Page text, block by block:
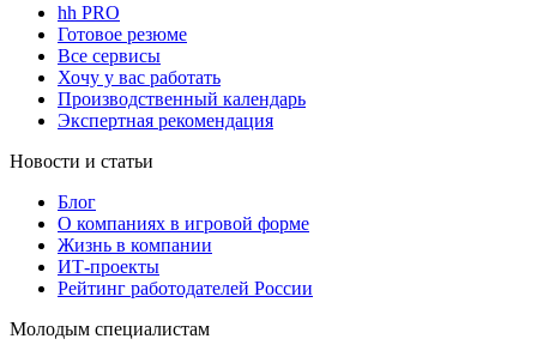
hh PRO
Готовое резюме
Все сервисы
Хочу у вас работать
Производственный календарь
Экспертная рекомендация
Новости и статьи
Блог
О компаниях в игровой форме
Жизнь в компании
ИТ-проекты
Рейтинг работодателей России
Молодым специалистам